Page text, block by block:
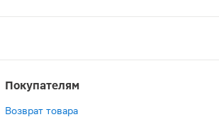
Покупателям
Возврат товара